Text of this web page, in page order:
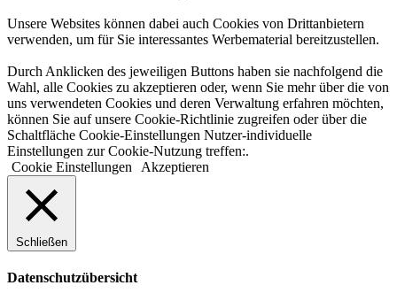
Unsere Websites können dabei auch Cookies von Drittanbietern
verwenden, um für Sie interessantes Werbematerial bereitzustellen.
Durch Anklicken des jeweiligen Buttons haben sie nachfolgend die
Wahl, alle Cookies zu akzeptieren oder, wenn Sie mehr über die von
uns verwendeten Cookies und deren Verwaltung erfahren möchten,
können Sie auf unsere Cookie-Richtlinie zugreifen oder über die
Schaltfläche Cookie-Einstellungen Nutzer-individuelle
Einstellungen zur Cookie-Nutzung treffen:.
Cookie Einstellungen
Akzeptieren
Schließen
Datenschutzübersicht